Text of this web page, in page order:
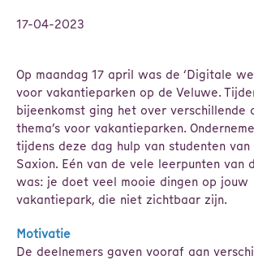
17-04-2023
Op maandag 17 april was de ‘Digitale
voor vakantieparken op de Veluwe.
bijeenkomst ging het over verschillende
thema’s voor vakantieparken.
tijdens deze dag hulp van studenten van
Saxion. Eén van de vele leerpunten van
was: je doet veel mooie dingen op jouw
vakantiepark, die niet zichtbaar zijn.
Motivatie
De deelnemers gaven vooraf aan